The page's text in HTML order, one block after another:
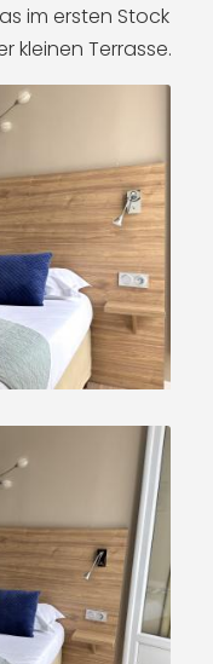
im ersten Stock
kleinen Terrasse.